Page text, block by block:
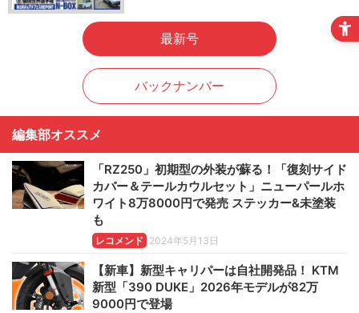
最新号
バックナンバー
編集部オススメ
「RZ250」初期型の外装が蘇る！「復刻サイド
カバー＆テールカウルセット」ニューパールホ
ワイト8万8000円で発売 ステッカー&未塗装
も
レコメンド 2024年5月13日
【新車】新型キャリパーは自社開発品！ KTM
新型「390 DUKE」2026年モデルが82万
9000円で登場